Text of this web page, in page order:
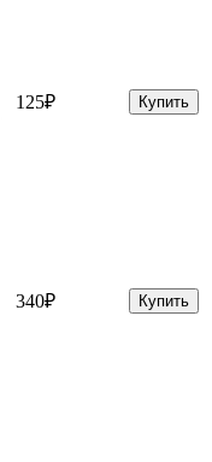
125₽ Купить
340₽ Купить